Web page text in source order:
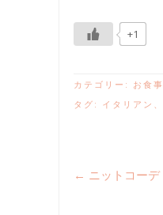
+1
カテゴリー: お食事
タグ: イタリアン 、
← ニットコーデ